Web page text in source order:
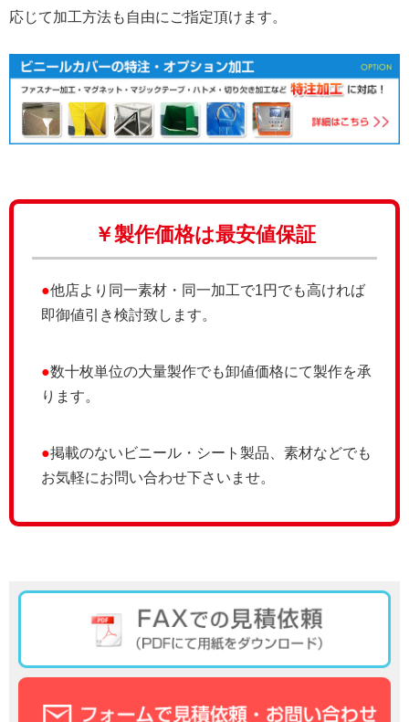
応じて加工方法も自由にご指定頂けます。
￥製作価格は最安値保証
●他店より同一素材・同一加工で1円でも高ければ
即御値引き検討致します。
●数十枚単位の大量製作でも卸値価格にて製作を承
ります。
●掲載のないビニール・シート製品、素材などでも
お気軽にお問い合わせ下さいませ。